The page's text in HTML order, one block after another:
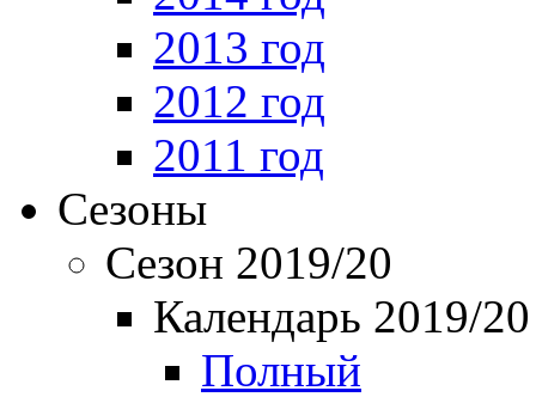
2013 год
2012 год
2011 год
Сезоны
Сезон 2019/20
Календарь 2019/20
Полный